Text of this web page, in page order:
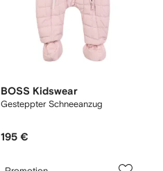
BOSS Kidswear
Gesteppter Schneeanzug
195 €